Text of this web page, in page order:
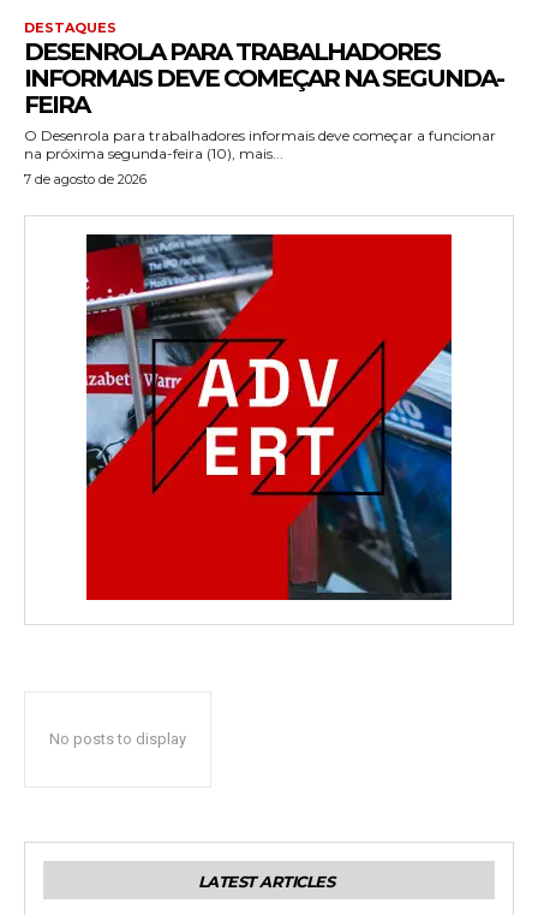
DESTAQUES
DESENROLA PARA TRABALHADORES
INFORMAIS DEVE COMEÇAR NA SEGUNDA-
FEIRA
O Desenrola para trabalhadores informais deve começar a funcionar
na próxima segunda-feira (10), mais...
7 de agosto de 2026
No posts to display
LATEST ARTICLES